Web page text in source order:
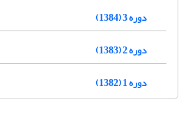
دوره 3 (1384)
دوره 2 (1383)
دوره 1 (1382)